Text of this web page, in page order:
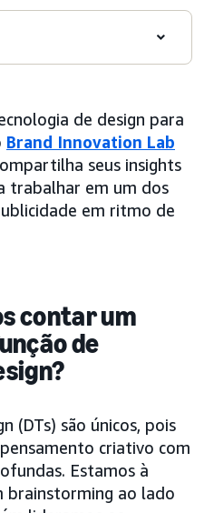
de design para
Brand Innovation Lab
seus insights
trabalhar em um dos
em ritmo de
contar um
de
(DTs) são únicos, pois
criativo com
Estamos à
brainstorming ao lado